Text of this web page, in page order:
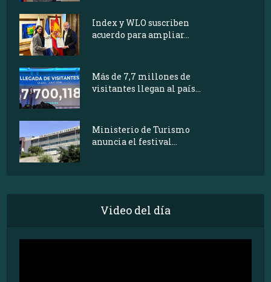
Index y WLO suscriben
acuerdo para ampliar...
Más de 7,7 millones de
visitantes llegan al país...
Ministerio de Turismo
anuncia el festival...
Video del día